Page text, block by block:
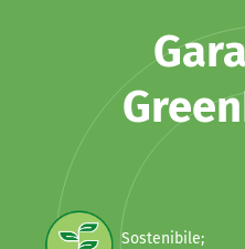
Sostenibile;